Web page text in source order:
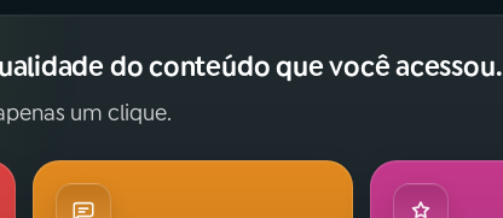
do conteúdo que você acessou.
um clique.